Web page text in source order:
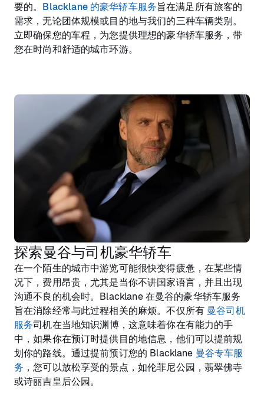
要的。 Blacklane 的豪华轿车服务旨在满足所有旅客的
需求，无论团体规模或目的地与我们的三种车辆类别。
立即确保您的车程，为您提供理想的豪华轿车服务，带
您在时尚和舒适的城市环游。
探索曼谷与司机豪华轿车
在一个陌生的城市中游览可能很快变得疲惫，在某些情
况下，费用昂贵，尤其是当你不讲国家语言，并且出现
沟通不良的机会时。Blacklane 在曼谷的豪华轿车服务
旨在消除经常与此过程相关的麻烦。不仅所有 曼谷司机
服务司机在当地知识渊博，这意味着你在有能力的手
中，如果你在预订时提供目的地信息，他们可以提前规
划你的路线。通过提前预订您的 Blacklane 曼谷专车服
务 ，您可以放松享受的景点，如伦菲尼公园，翡翠佛寺
或诗丽吉皇后公园。